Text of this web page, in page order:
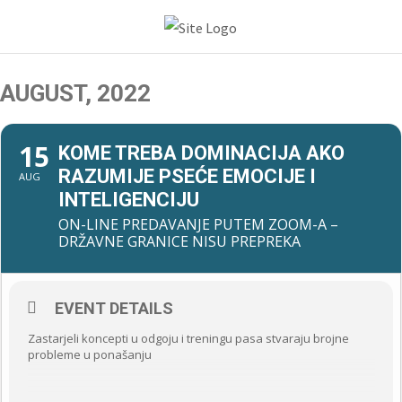
AUGUST, 2022
15
AUG
KOME TREBA DOMINACIJA AKO
RAZUMIJE PSEĆE EMOCIJE I
INTELIGENCIJU
ON-LINE PREDAVANJE PUTEM ZOOM-A –
DRŽAVNE GRANICE NISU PREPREKA
EVENT DETAILS
Zastarjeli koncepti u odgoju i treningu pasa stvaraju brojne
probleme u ponašanju